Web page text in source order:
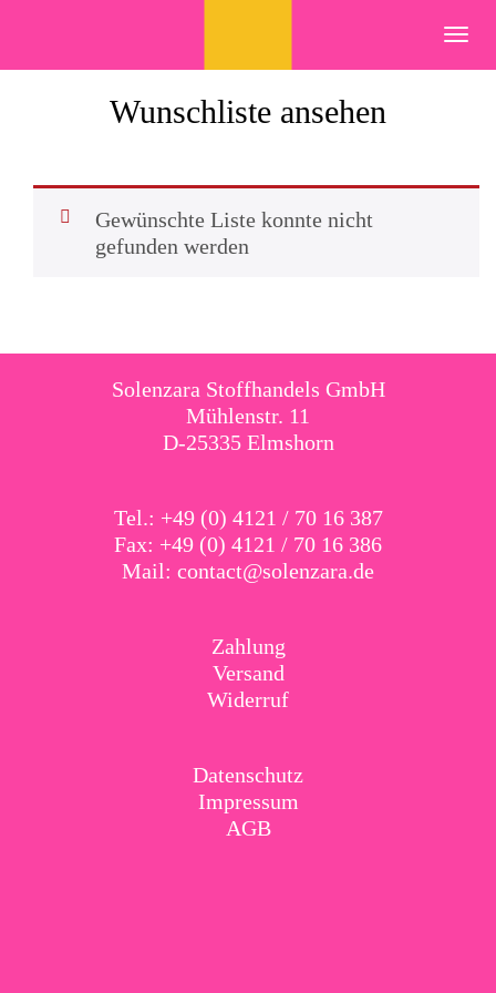
Wunschliste ansehen
Gewünschte Liste konnte nicht
gefunden werden
Solenzara Stoffhandels GmbH
Mühlenstr. 11
D-25335 Elmshorn
Tel.: +49 (0) 4121 / 70 16 387
Fax: +49 (0) 4121 / 70 16 386
Mail: contact@solenzara.de
Zahlung
Versand
Widerruf
Datenschutz
Impressum
AGB